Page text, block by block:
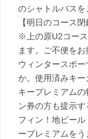
のシャトルバスを
【明日のコース閉
※上の原U2コー
ます。ご不便を
ウィンタースポ
か。使用済みキ
キープレミアム
ン券の方も提示
フィン！地ビー
ープレミアムをう